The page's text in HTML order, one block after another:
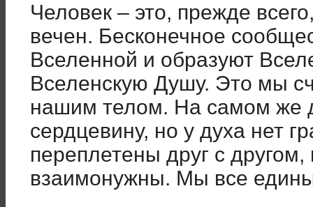
Человек – это, прежде
вечен. Бесконечное
Вселенной и образуют
Вселенскую Душу. Это мы
нашим телом. На самом же
сердцевину, но у духа нет
переплетены друг с
взаимонужны. Мы все